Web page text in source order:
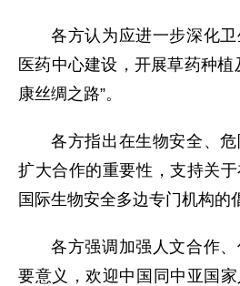
各方认为应进一步深化
医药中心建设，开展草药种植
康丝绸之路”。
各方指出在生物安全、
扩大合作的重要性，支持关
国际生物安全多边专门机构的
各方强调加强人文合作
要意义，欢迎中国同中亚国